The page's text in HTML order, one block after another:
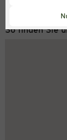
So finden Sie